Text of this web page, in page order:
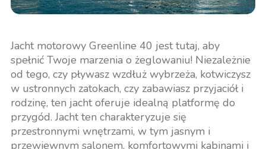
Jacht motorowy Greenline 40 jest tutaj, aby
spełnić Twoje marzenia o żeglowaniu! Niezależnie
od tego, czy pływasz wzdłuż wybrzeża, kotwiczysz
w ustronnych zatokach, czy zabawiasz przyjaciół i
rodzinę, ten jacht oferuje idealną platformę do
przygód. Jacht ten charakteryzuje się
przestronnymi wnętrzami, w tym jasnym i
przewiewnym salonem, komfortowymi kabinami i